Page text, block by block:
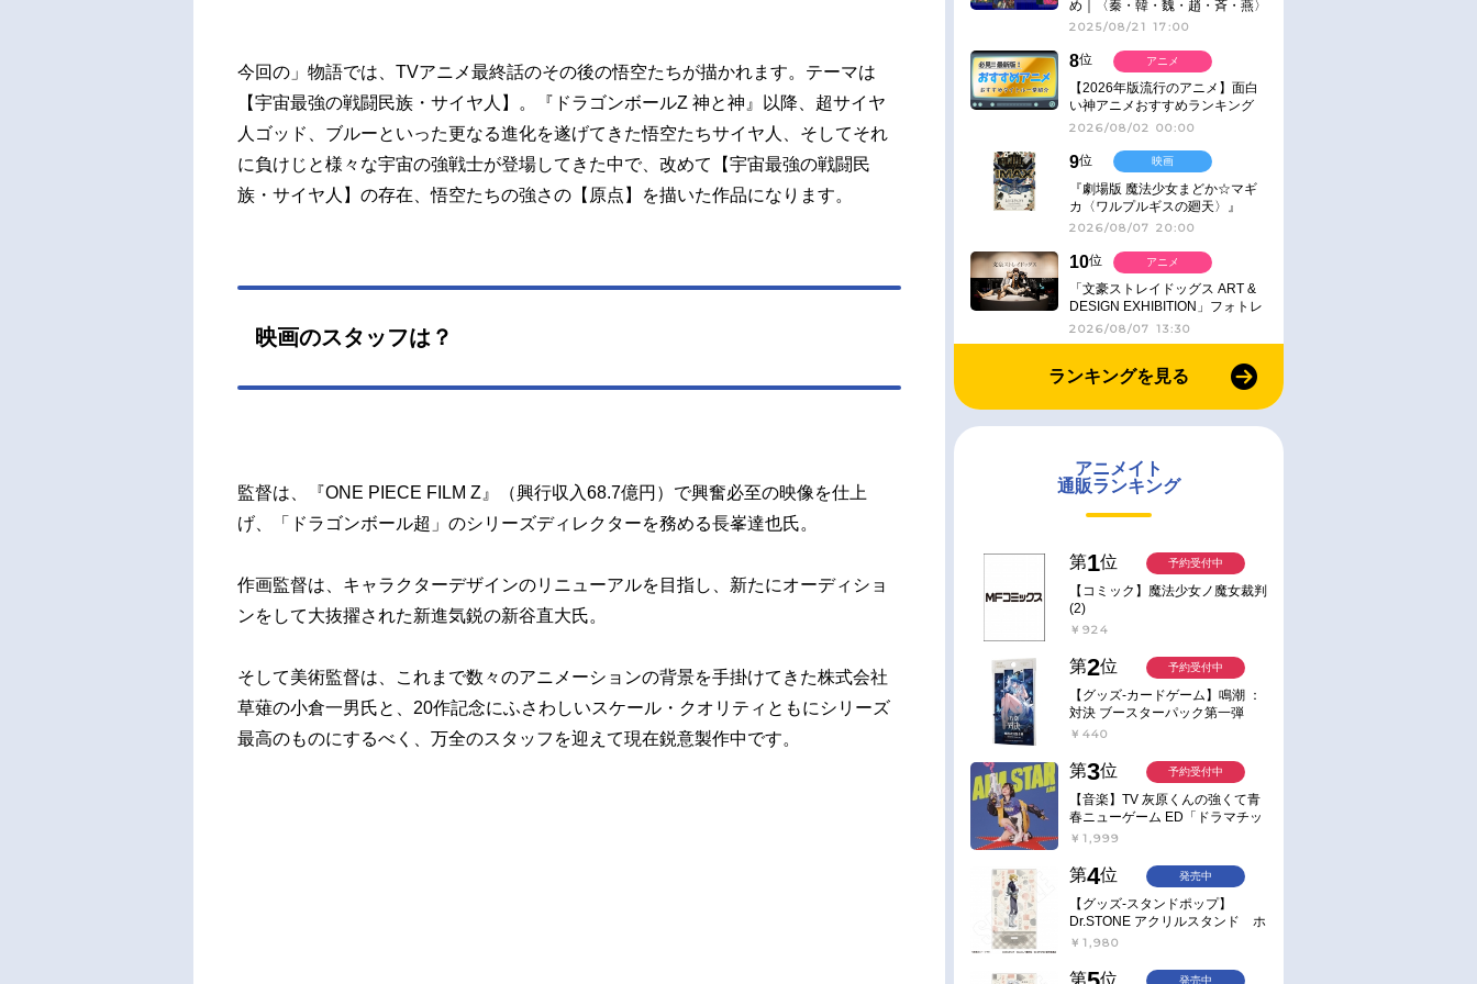
今回の」物語では、TVアニメ最終話のその後の悟空たちが描かれます。テーマは
【宇宙最強の戦闘民族・サイヤ人】。『ドラゴンボールZ 神と神』以降、超サイヤ
人ゴッド、ブルーといった更なる進化を遂げてきた悟空たちサイヤ人、そしてそれ
に負けじと様々な宇宙の強戦士が登場してきた中で、改めて【宇宙最強の戦闘民
族・サイヤ人】の存在、悟空たちの強さの【原点】を描いた作品になります。
映画のスタッフは？
監督は、『ONE PIECE FILM Z』（興行収入68.7億円）で興奮必至の映像を仕上
げ、「ドラゴンボール超」のシリーズディレクターを務める長峯達也氏。
作画監督は、キャラクターデザインのリニューアルを目指し、新たにオーディショ
ンをして大抜擢された新進気鋭の新谷直大氏。
そして美術監督は、これまで数々のアニメーションの背景を手掛けてきた株式会社
草薙の小倉一男氏と、20作記念にふさわしいスケール・クオリティともにシリーズ
最高のものにするべく、万全のスタッフを迎えて現在鋭意製作中です。
め｜〈秦・韓・魏・趙・斉・燕〉
2025/08/21 17:00
8位
【2026年版流行のアニメ】面白
い神アニメおすすめランキング
【名作・話題作】｜ジャンル別人
2026/08/02 00:00
アニメ
9位
『劇場版 魔法少女まどか☆マギ
カ〈ワルプルギスの廻天〉』
IMAX同時公開決定
2026/08/07 20:00
映画
10位
「文豪ストレイドッグス ART &
DESIGN EXHIBITION」フォトレ
ポート
2026/08/07 13:30
アニメ
ランキングを見る
アニメイト
通販ランキング
第1位
【コミック】魔法少女ノ魔女裁判
(2)
￥924
予約受付中
第2位
【グッズ-カードゲーム】鳴潮 ：
対決 ブースターパック第一弾
【ポイント2倍】
￥440
予約受付中
第3位
【音楽】TV 灰原くんの強くて青
春ニューゲーム ED「ドラマチッ
ク逃避行」収録シングル AIM
￥1,999
予約受付中
第4位
【グッズ-スタンドポップ】
Dr.STONE アクリルスタンド ホ
ワイマンといっしょver. スタン
￥1,980
発売中
第 位 発売中